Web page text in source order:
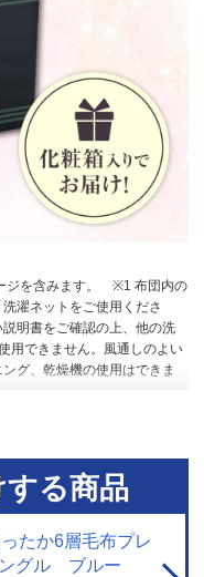
を含みます。
※1 布団内の
濯ネットをご使用くださ
明書をご確認の上、他の洗
用できません。風通しのよい
グ、乾燥機の使用はできま
る商品
たか6層毛布プレ
グル ブルー